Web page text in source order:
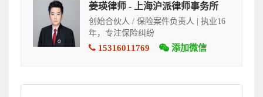
姜瑛律师 - 上海沪派律师事务所
创始合伙人 / 保险案件负责人 | 执业16
年，专注保险纠纷
15316011769 添加微信